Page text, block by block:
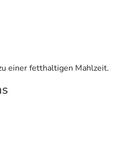
einer fetthaltigen Mahlzeit.